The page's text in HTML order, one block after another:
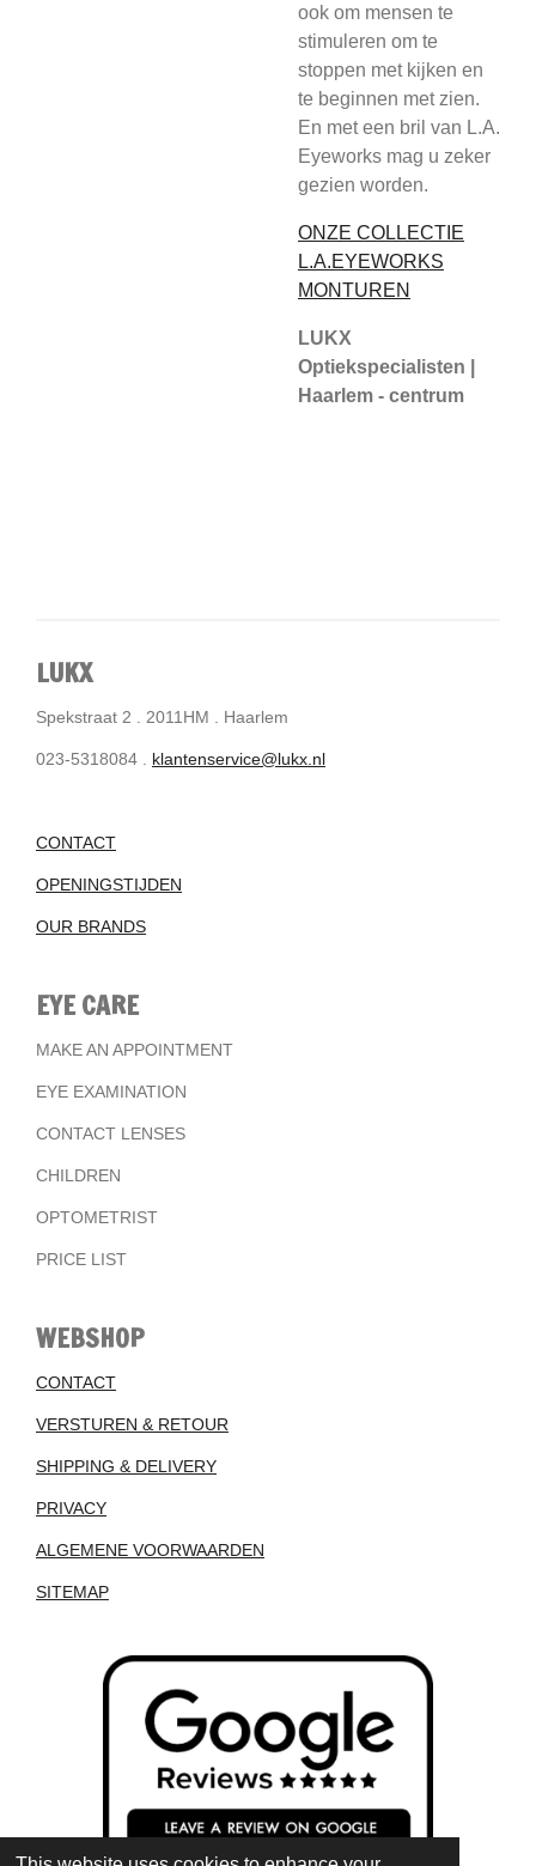
ook om mensen te
stimuleren om te
stoppen met kijken en
te beginnen met zien.
En met een bril van L.A.
Eyeworks mag u zeker
gezien worden.
ONZE COLLECTIE
L.A.EYEWORKS
MONTUREN
LUKX
Optiekspecialisten |
Haarlem - centrum
LUKX
Spekstraat 2 . 2011HM . Haarlem
023-5318084 . klantenservice@lukx.nl
CONTACT
OPENINGSTIJDEN
OUR BRANDS
EYE CARE
MAKE AN APPOINTMENT
EYE EXAMINATION
CONTACT LENSES
CHILDREN
OPTOMETRIST
PRICE LIST
WEBSHOP
CONTACT
VERSTUREN & RETOUR
SHIPPING & DELIVERY
PRIVACY
ALGEMENE VOORWAARDEN
SITEMAP